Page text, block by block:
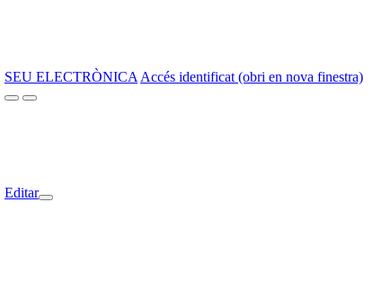
SEU ELECTRÒNICA Accés identificat (obri en nova finestra)
Editar